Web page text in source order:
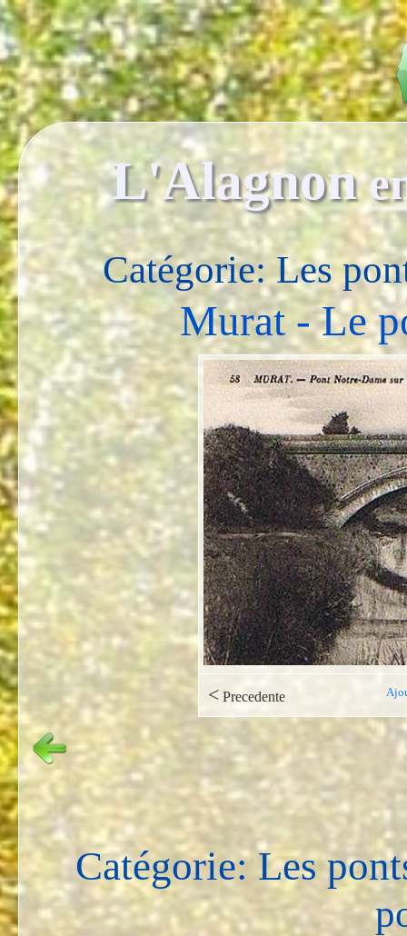
L'Alagnon
Catégorie: Les
Murat - Le
< Precedente
Catégorie: Les